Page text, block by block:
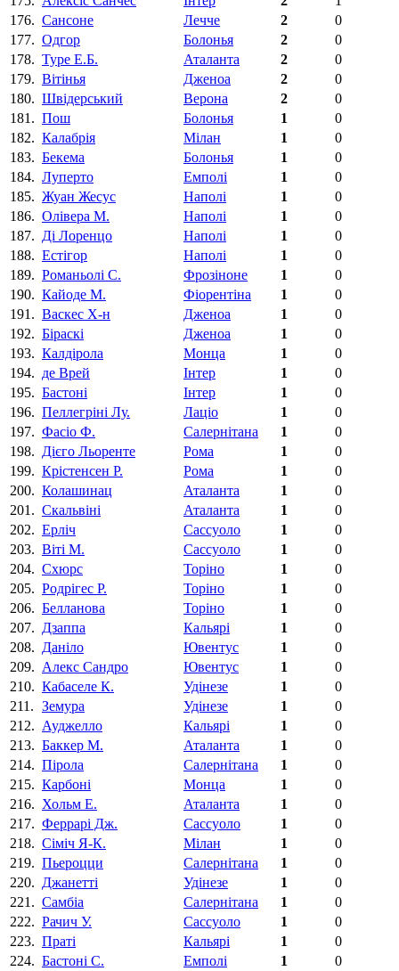
176. Сансоне Лечче 2
0
177. Одгор Болонья 2
0
178. Туре Е.Б. Аталанта 2
0
179. Вітінья Дженоа 2
0
180. Швідерський Верона 2
0
181. Пош Болонья 1
0
182. Калабрія Мілан 1
0
183. Бекема Болонья 1
0
184. Луперто Емполі 1
0
185. Жуан Жесус Наполі 1
0
186. Олiвера M. Наполі 1
0
187. Ді Лоренцо Наполі 1
0
188. Естігор Наполі 1
0
189. Романьолi С. Фрозіноне 1
0
190. Кайоде М. Фіорентіна‎ 1
0
191. Васкес Х-н Дженоа 1
0
192. Біраскі Дженоа 1
0
193. Калдірола Монца 1
0
194. де Врей Інтер 1
0
195. Бастоні Інтер 1
0
196. Пеллегріні Лу. Лаціо 1
0
197. Фасiо Ф. Салернітана 1
0
198. Дієго Льоренте Рома 1
0
199. Крістенсен Р. Рома 1
0
200. Колашинац Аталанта 1
0
201. Скальвіні Аталанта 1
0
202. Ерліч Сассуоло 1
0
203. Вiтi M. Сассуоло 1
0
204. Схюрс Торіно 1
0
205. Родрігес Р. Торіно 1
0
206. Белланова Торіно 1
0
207. Дзаппа Кальярі 1
0
208. Даніло Ювентус 1
0
209. Алекс Сандро Ювентус 1
0
210. Кабаселе К. Удінезе 1
0
211. Земура Удінезе 1
0
212. Ауджелло Кальярі 1
0
213. Баккер M. Аталанта 1
0
214. Пiрола Салернітана 1
0
215. Карбонi Монца 1
0
216. Хольм Е. Аталанта 1
0
217. Феррарi Дж. Сассуоло 1
0
218. Сіміч Я-К. Мілан 1
0
219. Пьероцци Салернітана 1
0
220. Джанетті Удінезе 1
0
221. Самбіа Салернітана 1
0
222. Рачич У. Сассуоло 1
0
223. Праті Кальярі 1
0
224. Бастонi C. Емполі 1
0